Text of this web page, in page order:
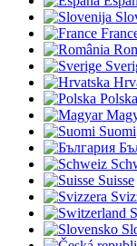
Polska
Suomi
Suisse